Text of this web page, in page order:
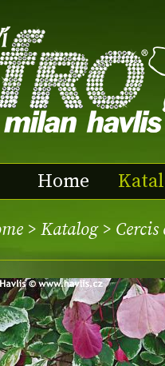
Home
> Katalog> Cercis